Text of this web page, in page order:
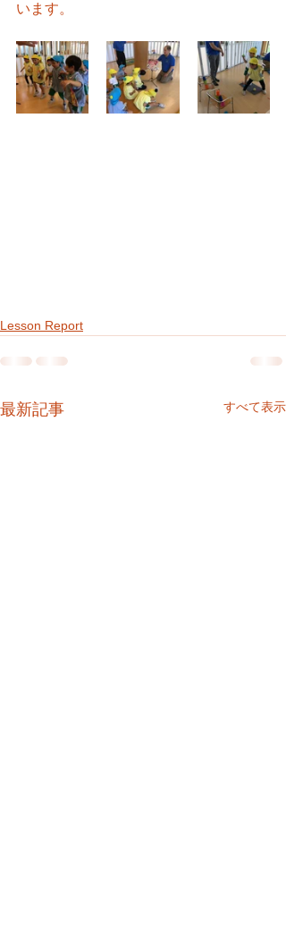
います。
Lesson Report
最新記事 すべて表示